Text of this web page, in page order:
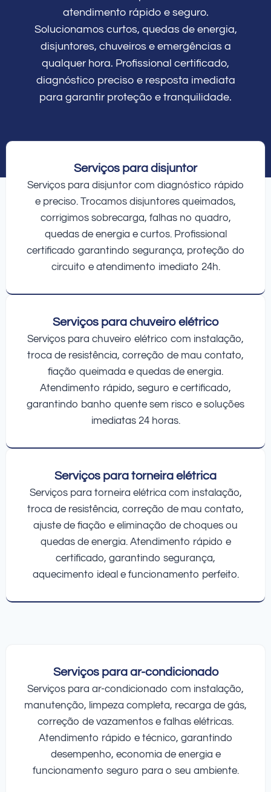
atendimento rápido e seguro.
Solucionamos curtos, quedas de energia,
disjuntores, chuveiros e emergências a
qualquer hora. Profissional certificado,
diagnóstico preciso e resposta imediata
para garantir proteção e tranquilidade.
Serviços para disjuntor
Serviços para disjuntor com diagnóstico rápido
e preciso. Trocamos disjuntores queimados,
corrigimos sobrecarga, falhas no quadro,
quedas de energia e curtos. Profissional
certificado garantindo segurança, proteção do
circuito e atendimento imediato 24h.
Serviços para chuveiro elétrico
Serviços para chuveiro elétrico com instalação,
troca de resistência, correção de mau contato,
fiação queimada e quedas de energia.
Atendimento rápido, seguro e certificado,
garantindo banho quente sem risco e soluções
imediatas 24 horas.
Serviços para torneira elétrica
Serviços para torneira elétrica com instalação,
troca de resistência, correção de mau contato,
ajuste de fiação e eliminação de choques ou
quedas de energia. Atendimento rápido e
certificado, garantindo segurança,
aquecimento ideal e funcionamento perfeito.
Serviços para ar-condicionado
Serviços para ar-condicionado com instalação,
manutenção, limpeza completa, recarga de gás,
correção de vazamentos e falhas elétricas.
Atendimento rápido e técnico, garantindo
desempenho, economia de energia e
funcionamento seguro para o seu ambiente.